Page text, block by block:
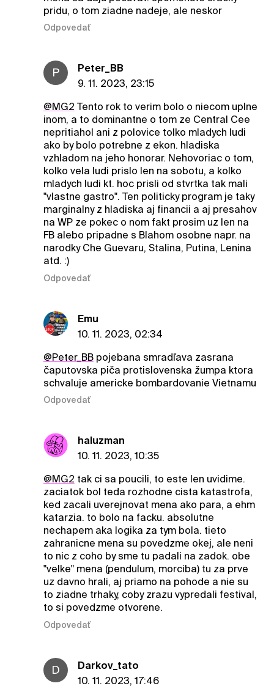
pridu, o tom ziadne nadeje, ale neskor
Odpovedať
P
Peter_BB
9. 11. 2023, 23:15
@MG2 Tento rok to verim bolo o niecom uplne
inom, a to dominantne o tom ze Central Cee
nepritiahol ani z polovice tolko mladych ludi
ako by bolo potrebne z ekon. hladiska
vzhladom na jeho honorar. Nehovoriac o tom,
kolko vela ludi prislo len na sobotu, a kolko
mladych ludi kt. hoc prisli od stvrtka tak mali
"vlastne gastro". Ten politicky program je taky
marginalny z hladiska aj financii a aj presahov
na WP ze pokec o nom fakt prosim uz len na
FB alebo pripadne s Blahom osobne napr. na
narodky Che Guevaru, Stalina, Putina, Lenina
atd. :)
Odpovedať
Emu
10. 11. 2023, 02:34
@Peter_BBpojebana smradľava zasrana
čaputovska piča protislovenska žumpa ktora
schvaluje americke bombardovanie Vietnamu
Odpovedať
haluzman
10. 11. 2023, 10:35
@MG2 tak ci sa poucili, to este len uvidime.
zaciatok bol teda rozhodne cista katastrofa,
ked zacali uverejnovat mena ako para, a ehm
katarzia. to bolo na facku. absolutne
nechapem aka logika za tym bola. tieto
zahranicne mena su povedzme okej, ale neni
to nic z coho by sme tu padali na zadok. obe
"velke" mena (pendulum, morciba) tu za prve
uz davno hrali, aj priamo na pohode a nie su
to ziadne trhaky, coby zrazu vypredali festival,
to si povedzme otvorene.
Odpovedať
D
Darkov_tato
10. 11. 2023, 17:46